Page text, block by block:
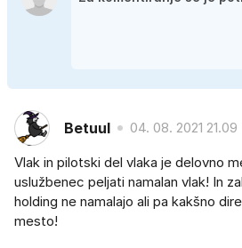
Betuul 04. 08. 2021 21.09
Vlak in pilotski del vlaka je delovno
uslužbenec peljati namalan vlak! In
holding ne namalajo ali pa kakšno
mesto!